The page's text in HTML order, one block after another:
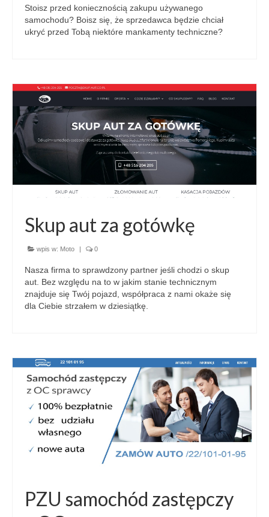
Stoisz przed koniecznością zakupu używanego
samochodu? Boisz się, że sprzedawca będzie chciał
ukryć przed Tobą niektóre mankamenty techniczne?
Skup aut za gotówkę
wpis w: Moto | 0
Nasza firma to sprawdzony partner jeśli chodzi o skup
aut. Bez względu na to w jakim stanie technicznym
znajduje się Twój pojazd, współpraca z nami okaże się
dla Ciebie strzałem w dziesiątkę.
PZU samochód zastępczy